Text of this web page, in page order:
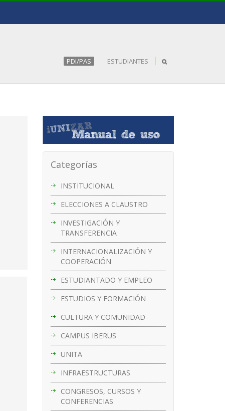
PDI/PAS ESTUDIANTES
Categorías
INSTITUCIONAL
ELECCIONES A CLAUSTRO
INVESTIGACIÓN Y
TRANSFERENCIA
INTERNACIONALIZACIÓN Y
COOPERACIÓN
ESTUDIANTADO Y EMPLEO
ESTUDIOS Y FORMACIÓN
CULTURA Y COMUNIDAD
CAMPUS IBERUS
UNITA
INFRAESTRUCTURAS
CONGRESOS, CURSOS Y
CONFERENCIAS